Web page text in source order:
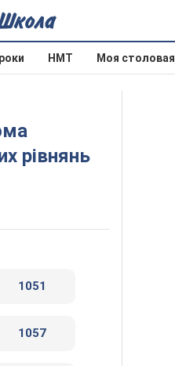
НМТ Моя столовая
рівнянь
1051
1057